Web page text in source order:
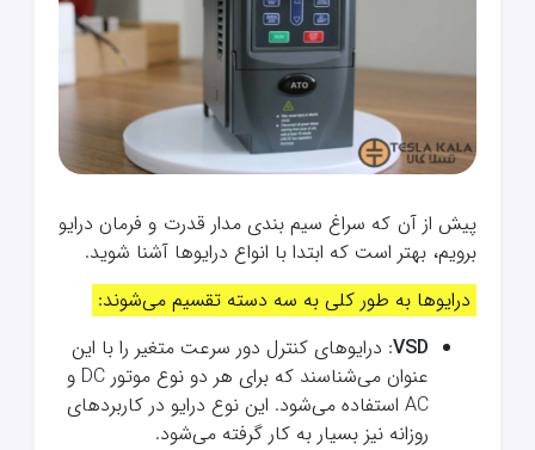
پیش از آن که سراغ سیم بندی مدار قدرت و فرمان درایو
برویم، بهتر است که ابتدا با انواع درایوها آشنا شوید.
درایوها به طور کلی به سه دسته تقسیم می‌شوند:
VSD: درایوهای کنترل دور سرعت متغیر را با این
عنوان می‌شناسند که برای هر دو نوع موتور DC و
AC استفاده می‌شود. این نوع درایو در کاربردهای
روزانه نیز بسیار به کار گرفته می‌شود.